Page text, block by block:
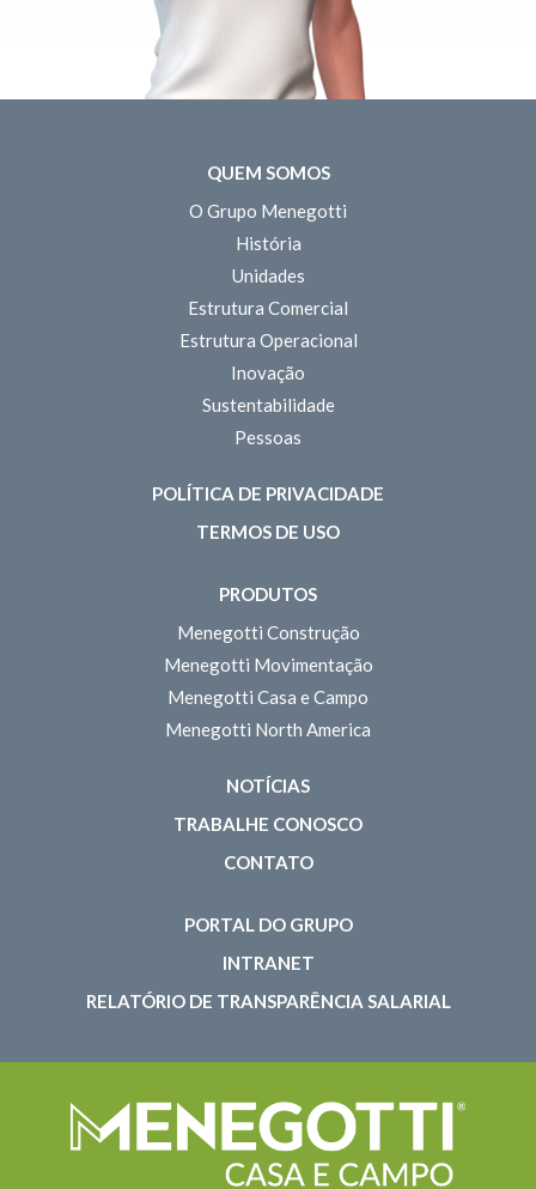
QUEM SOMOS
O Grupo Menegotti
História
Unidades
Estrutura Comercial
Estrutura Operacional
Inovação
Sustentabilidade
Pessoas
POLÍTICA DE PRIVACIDADE
TERMOS DE USO
PRODUTOS
Menegotti Construção
Menegotti Movimentação
Menegotti Casa e Campo
Menegotti North America
NOTÍCIAS
TRABALHE CONOSCO
CONTATO
PORTAL DO GRUPO
INTRANET
RELATÓRIO DE TRANSPARÊNCIA SALARIAL